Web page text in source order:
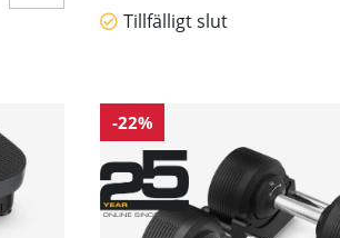
Tillfälligt slut
-22%